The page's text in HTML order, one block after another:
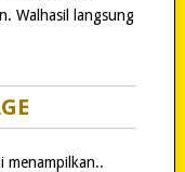
Walhasil langsung
menampilkan..